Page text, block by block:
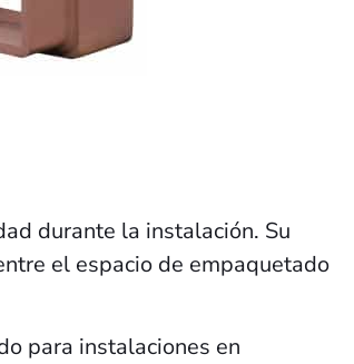
durante la instalación. Su
el espacio de empaquetado
para instalaciones en